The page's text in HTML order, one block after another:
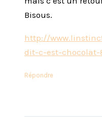
Bisous.
http://
dit-c-est-chocolat-
Répondre